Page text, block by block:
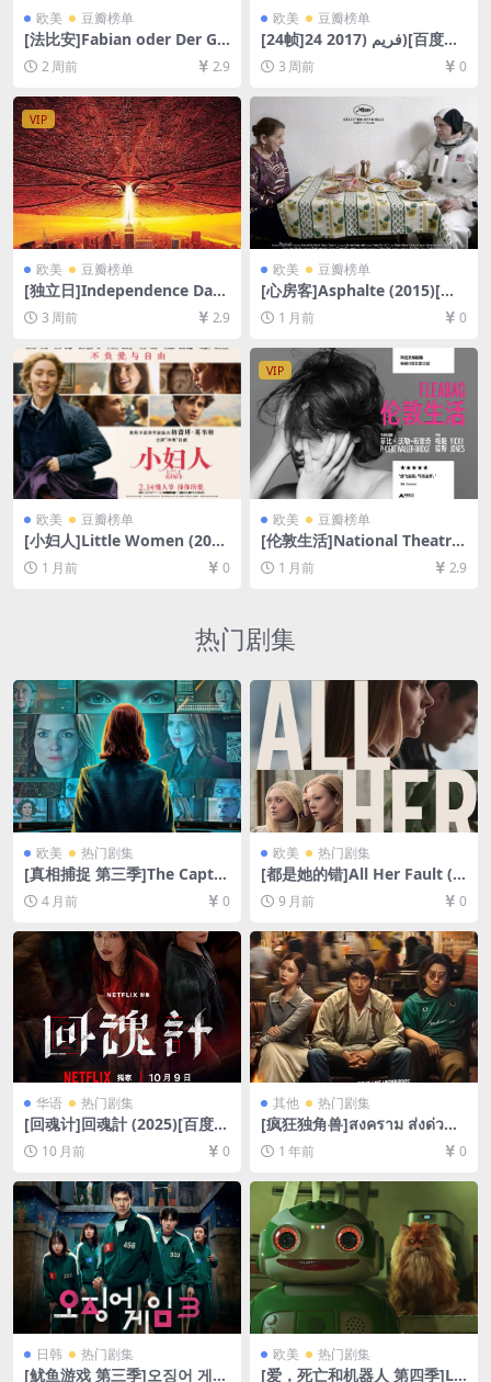
欧美 豆瓣榜单
[法比安]Fabian oder Der Ga
ng vor die Hunde (2021)[百
度网盘+夸克网盘1080P超清
未删减资源][网盘在线播放/下
载][MP4/12GB][中文字幕]
2 周前 2.9
欧美 豆瓣榜单
[24帧]24 فریم (2017)[百度网
盘+夸克网盘1080P超清未删
减资源][网盘在线播放/下载]
[MP4/7.7GB][无对白]
3 周前 0
VIP
欧美 豆瓣榜单
[独立日]Independence Day
(1996)[百度网盘+夸克网盘10
80P超清未删减资源][网盘在
英字幕]
3 周前 2.9
欧美 豆瓣榜单
[心房客]Asphalte (2015)[百
度网盘+夸克网盘1080P超清
未删减资源][网盘在线播放/下
1 月前 0
欧美 豆瓣榜单
[小妇人]Little Women (201
9)[百度网盘+夸克网盘1080P
超清未删减资源][网盘在线播
1 月前 0
VIP
欧美 豆瓣榜单
[伦敦生活]National Theatre
Live: Fleabag (2019)[百度网
盘+夸克网盘1080P超清未删
1 月前 2.9
热门剧集
欧美 热门剧集
[真相捕捉 第三季]The Captur
e Season 3 (2026)[百度网盘
+夸克网盘4K超清未删减资源]
[网盘在线播放/下载][MP4/25
GB][中英字幕]
4 月前 0
欧美 热门剧集
[都是她的错]All Her Fault (2
025)[百度网盘+夸克网盘1080
P超清未删减资源][网盘在线播
放/下载][MP4/29GB][中英字
幕]
9 月前 0
华语 热门剧集
[回魂计]回魂計 (2025)[百度网
盘+夸克网盘1080P超清未删
减资源][网盘在线播放/下载]
[MP4/21GB][繁体/简体中文
字幕]
10 月前 0
其他 热门剧集
[疯狂独角兽]สงคราม ส่งด่วน
(2025)[百度网盘+夸克网盘10
80P超清未删减资源][网盘在
线播放/下载][MP4/38GB][中
文字幕]
1 年前 0
日韩 热门剧集
[鱿鱼游戏 第三季]오징어 게임
欧美 热门剧集
[爱，死亡和机器人 第四季]Lo